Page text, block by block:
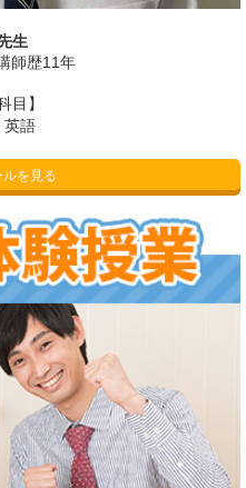
生
師歴11年
目】
英語
を見る